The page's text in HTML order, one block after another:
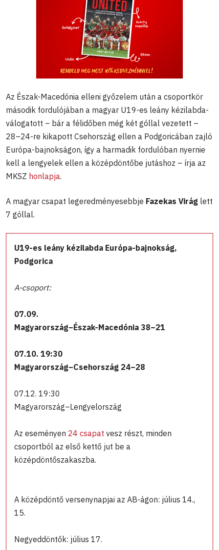
Az Észak-Macedónia elleni győzelem után a csoportkör
második fordulójában a magyar U19-es leány kézilabda-
válogatott – bár a félidőben még két góllal vezetett –
28–24-re kikapott Csehország ellen a Podgoricában zajló
Európa-bajnokságon, így a harmadik fordulóban nyernie
kell a lengyelek ellen a középdöntőbe jutáshoz – írja az
MKSZ honlapja.
A magyar csapat legeredményesebbje Fazekas Virág lett
7 góllal.
U19-es leány kézilabda Európa-bajnokság,
Podgorica
A-csoport:
07.09.
Magyarország–Észak-Macedónia 38–21
07.10. 19:30
Magyarország–Csehország 24–28
07.12. 19:30
Magyarország–Lengyelország
Az eseményen 24 csapat vesz részt, minden
csoportból az első kettő jut be a
középdöntőszakaszba.
A középdöntő versenynapjai az AB-ágon: július 14.,
15.
Negyeddöntők: július 17.